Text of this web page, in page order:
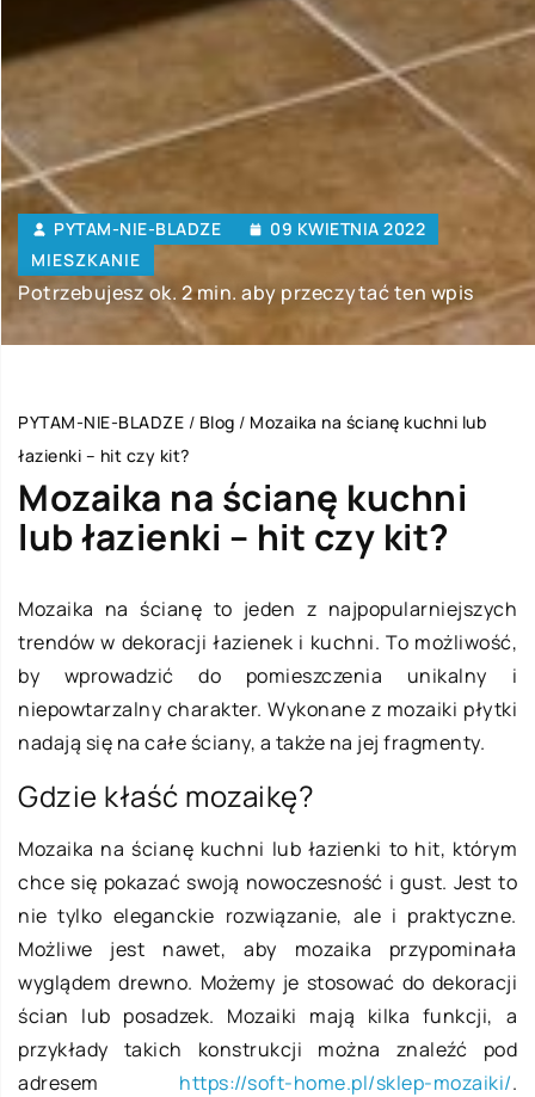
PYTAM-NIE-BLADZE
09 KWIETNIA 2022
MIESZKANIE
Potrzebujesz ok. 2 min. aby przeczytać ten wpis
PYTAM-NIE-BLADZE / Blog / Mozaika na ścianę kuchni lub
łazienki – hit czy kit?
Mozaika na ścianę kuchni
lub łazienki – hit czy kit?
Mozaika na ścianę to jeden z najpopularniejszych
trendów w dekoracji łazienek i kuchni. To możliwość,
by wprowadzić do pomieszczenia unikalny i
niepowtarzalny charakter. Wykonane z mozaiki płytki
nadają się na całe ściany, a także na jej fragmenty.
Gdzie kłaść mozaikę?
Mozaika na ścianę kuchni lub łazienki to hit, którym
chce się pokazać swoją nowoczesność i gust. Jest to
nie tylko eleganckie rozwiązanie, ale i praktyczne.
Możliwe jest nawet, aby mozaika przypominała
wyglądem drewno. Możemy je stosować do dekoracji
ścian lub posadzek. Mozaiki mają kilka funkcji, a
przykłady takich konstrukcji można znaleźć pod
adresem https://soft-home.pl/sklep-mozaiki/.